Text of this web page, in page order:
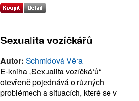
Sexualita vozíčkářů
Autor: Schmidová Věra
E-kniha „Sexualita vozíčkářů“
otevřeně pojednává o různých
problémech a situacích, které se v